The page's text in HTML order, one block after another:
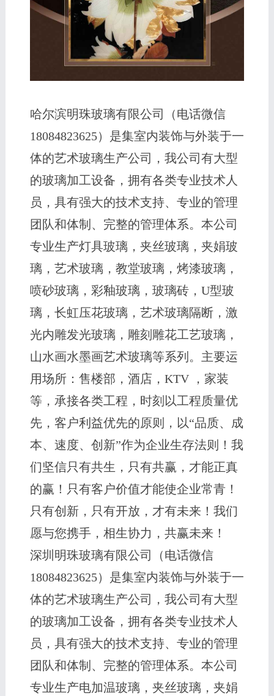
哈尔滨明珠玻璃有限公司（电话微信
18084823625）是集室内装饰与外装于一
体的艺术玻璃生产公司，我公司有大型
的玻璃加工设备，拥有各类专业技术人
员，具有强大的技术支持、专业的管理
团队和体制、完整的管理体系。本公司
专业生产灯具玻璃，夹丝玻璃，夹娟玻
璃，艺术玻璃，教堂玻璃，烤漆玻璃，
喷砂玻璃，彩釉玻璃，玻璃砖，U型玻
璃，长虹压花玻璃，艺术玻璃隔断，激
光内雕发光玻璃，雕刻雕花工艺玻璃，
山水画水墨画艺术玻璃等系列。主要运
用场所：售楼部，酒店，KTV ，家装
等，承接各类工程，时刻以工程质量优
先，客户利益优先的原则，以“品质、成
本、速度、创新”作为企业生存法则！我
们坚信只有共生，只有共赢，才能正真
的赢！只有客户价值才能使企业常青！
只有创新，只有开放，才有未来！我们
愿与您携手，相生协力，共赢未来！
深圳明珠玻璃有限公司（电话微信
18084823625）是集室内装饰与外装于一
体的艺术玻璃生产公司，我公司有大型
的玻璃加工设备，拥有各类专业技术人
员，具有强大的技术支持、专业的管理
团队和体制、完整的管理体系。本公司
专业生产电加温玻璃，夹丝玻璃，夹娟